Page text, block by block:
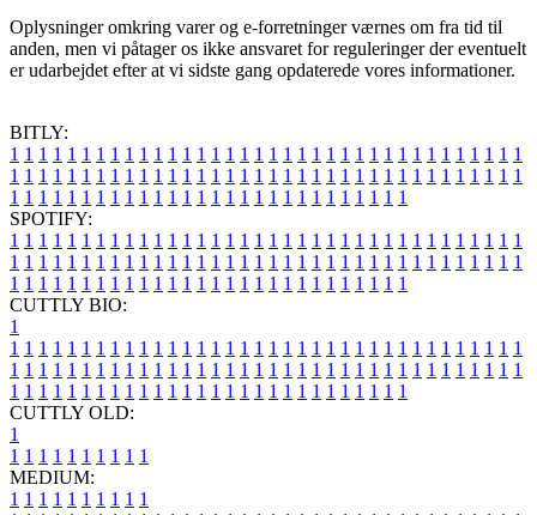
Oplysninger omkring varer og e-forretninger værnes om fra tid til
anden, men vi påtager os ikke ansvaret for reguleringer der eventuelt
er udarbejdet efter at vi sidste gang opdaterede vores informationer.
BITLY:
1 1 1 1 1 1 1 1 1 1 1 1 1 1 1 1 1 1 1 1 1 1 1 1 1 1 1 1 1 1 1 1 1 1 1 1
1 1 1 1 1 1 1 1 1 1 1 1 1 1 1 1 1 1 1 1 1 1 1 1 1 1 1 1 1 1 1 1 1 1 1 1
1 1 1 1 1 1 1 1 1 1 1 1 1 1 1 1 1 1 1 1 1 1 1 1 1 1 1 1
SPOTIFY:
1 1 1 1 1 1 1 1 1 1 1 1 1 1 1 1 1 1 1 1 1 1 1 1 1 1 1 1 1 1 1 1 1 1 1 1
1 1 1 1 1 1 1 1 1 1 1 1 1 1 1 1 1 1 1 1 1 1 1 1 1 1 1 1 1 1 1 1 1 1 1 1
1 1 1 1 1 1 1 1 1 1 1 1 1 1 1 1 1 1 1 1 1 1 1 1 1 1 1 1
CUTTLY BIO:
1
1 1 1 1 1 1 1 1 1 1 1 1 1 1 1 1 1 1 1 1 1 1 1 1 1 1 1 1 1 1 1 1 1 1 1 1
1 1 1 1 1 1 1 1 1 1 1 1 1 1 1 1 1 1 1 1 1 1 1 1 1 1 1 1 1 1 1 1 1 1 1 1
1 1 1 1 1 1 1 1 1 1 1 1 1 1 1 1 1 1 1 1 1 1 1 1 1 1 1 1
CUTTLY OLD:
1
1 1 1 1 1 1 1 1 1 1
MEDIUM:
1 1 1 1 1 1 1 1 1 1